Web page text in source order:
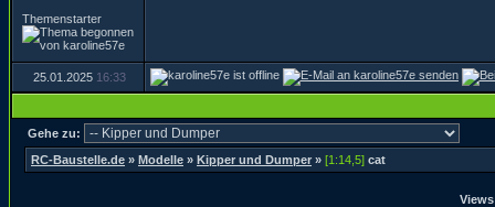
Themenstarter
25.01.2025 16:33
Gehe zu:
RC-Baustelle.de » Modelle » Kipper und Dumper » [1:14,5] cat